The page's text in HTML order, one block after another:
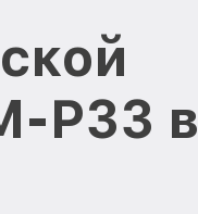
P33 в